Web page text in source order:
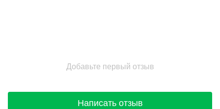
Добавьте первый отзыв
Написать отзыв